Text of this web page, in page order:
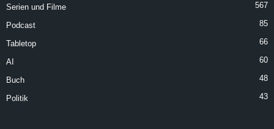
Serien und Filme 567
Podcast 85
Tabletop 66
AI 60
Buch 48
Politik 43